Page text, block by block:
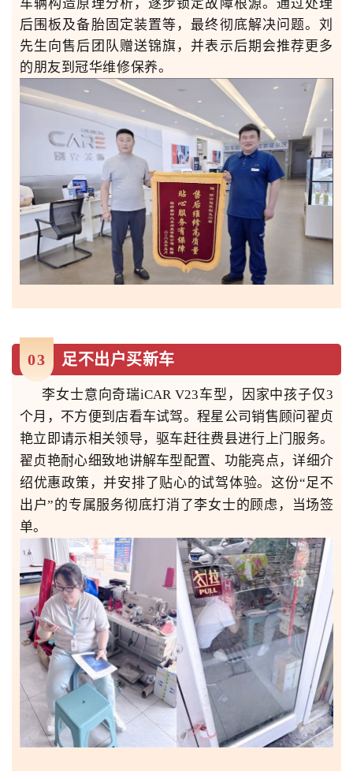
车辆构造原理分析，逐步锁定故障根源。通过处理
后围板及备胎固定装置等，最终彻底解决问题。刘
先生向售后团队赠送锦旗，并表示后期会推荐更多
的朋友到冠华维修保养。
03 足不出户买新车
李女士意向奇瑞iCAR V23车型，因家中孩子仅3
个月，不方便到店看车试驾。程星公司销售顾问翟贞
艳立即请示相关领导，驱车赶往费县进行上门服务。
翟贞艳耐心细致地讲解车型配置、功能亮点，详细介
绍优惠政策，并安排了贴心的试驾体验。这份“足不
出户”的专属服务彻底打消了李女士的顾虑，
当场签
单。